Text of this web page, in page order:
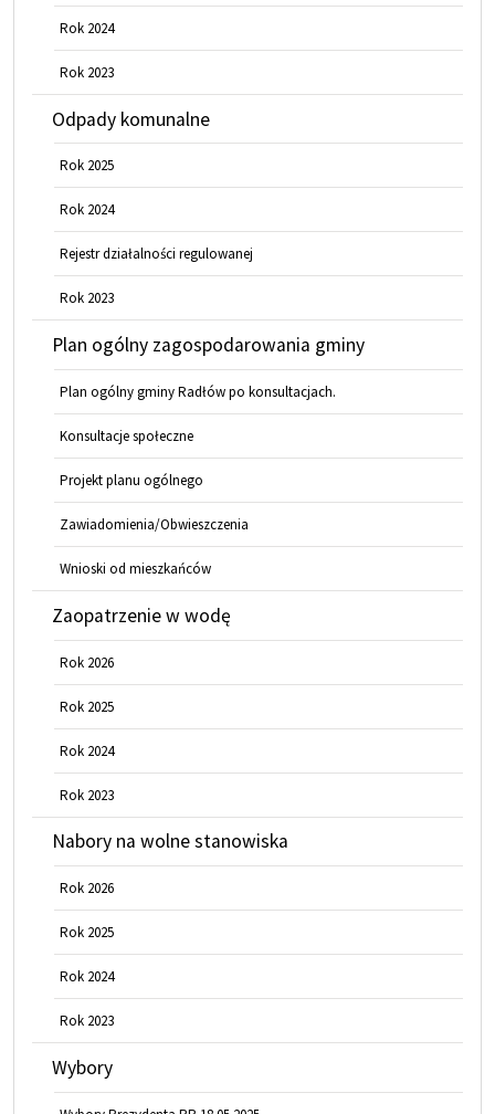
Rok 2024
Rok 2023
Odpady komunalne
Rok 2025
Rok 2024
Rejestr działalności regulowanej
Rok 2023
Plan ogólny zagospodarowania gminy
Plan ogólny gminy Radłów po konsultacjach.
Konsultacje społeczne
Projekt planu ogólnego
Zawiadomienia/Obwieszczenia
Wnioski od mieszkańców
Zaopatrzenie w wodę
Rok 2026
Rok 2025
Rok 2024
Rok 2023
Nabory na wolne stanowiska
Rok 2026
Rok 2025
Rok 2024
Rok 2023
Wybory